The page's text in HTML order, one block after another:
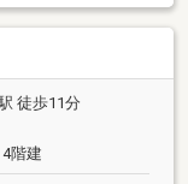
徒歩11分
階建